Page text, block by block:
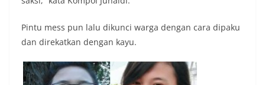
Pintu mess pun lalu dikunci warga dengan cara dipaku
dan direkatkan dengan kayu.